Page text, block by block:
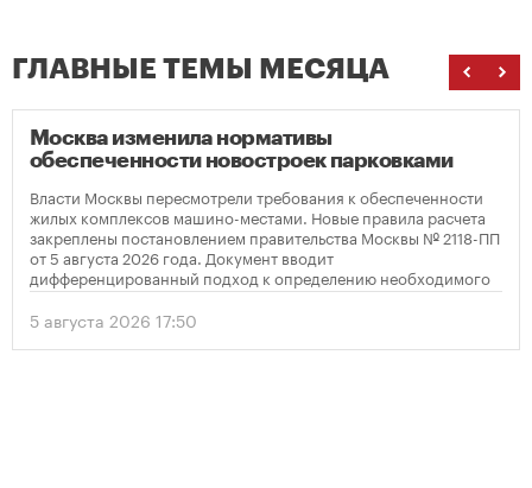
ГЛАВНЫЕ ТЕМЫ МЕСЯЦА
Москва изменила нормативы
обеспеченности новостроек парковками
Власти Москвы пересмотрели требования к обеспеченности
жилых комплексов машино-местами. Новые правила расчета
закреплены постановлением правительства Москвы № 2118-ПП
от 5 августа 2026 года. Документ вводит
дифференцированный подход к определению необходимого
количества парковок в зависимости от площади квартир и
устанавливает переходный период для уже согласованных
проектов.
5 августа 2026 17:50